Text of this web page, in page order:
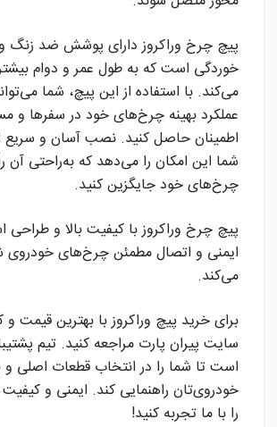
پیچ چرخ وراکروز دارای پوشش ضد زنگ و
خوردگی است که به طول عمر و دوام
می‌کند. با استفاده از این پیچ، شما
عملکرد بهینه چرخ‌های خود در سفرها و
اطمینان حاصل کنید. نصب آسان و سریع
شما این امکان را می‌دهد که به‌راحتی آن
چرخ‌های خود جایگزین کنید.
پیچ چرخ وراکروز با کیفیت بالا و طراحی
ایمنی و اتصال مطمئن چرخ‌های خودروی
می‌کند.
برای خرید پیچ وراکروز با بهترین قیمت و
سایت پیران پارت مراجعه کنید. تیم
است تا شما را در انتخاب قطعات اصلی و
خودروی‌تان راهنمایی کند. ایمنی و
را با ما تجربه کنید!